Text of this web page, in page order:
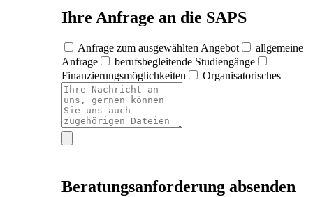
Ihre Anfrage an die SAPS
Anfrage zum ausgewählten Angebot
allgemeine
Anfrage
berufsbegleitende Studiengänge
Finanzierungsmöglichkeiten
Organisatorisches
Beratungsanforderung absenden